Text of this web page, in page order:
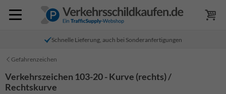
Schnelle Lieferung, auch bei Sonderanfertigungen
Gefahrenzeichen
Verkehrszeichen 103-20 - Kurve (rechts) /
Rechtskurve